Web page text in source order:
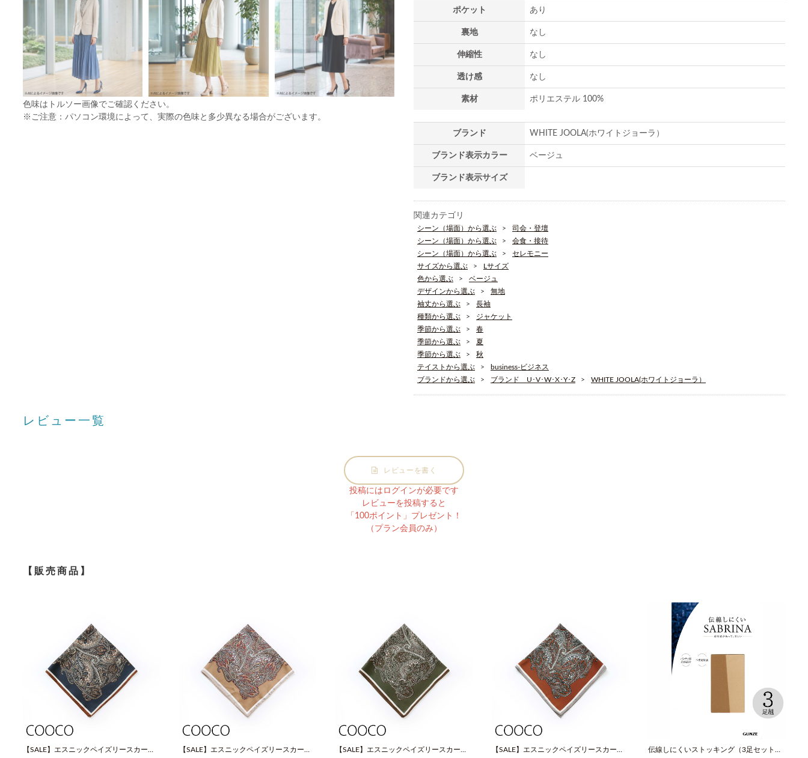
色味はトルソー画像でご確認ください。
※ご注意：パソコン環境によって、実際の色味と多少異なる場合がございます。
ポケット あり
裏地 なし
伸縮性 なし
透け感 なし
素材 ポリエステル 100%
ブランド WHITE JOOLA(ホワイトジョーラ）
ブランド表示カラー ベージュ
ブランド表示サイズ
関連カテゴリ
シーン（場面）から選ぶ
司会・登壇
シーン（場面）から選ぶ
会食・接待
シーン（場面）から選ぶ
セレモニー
サイズから選ぶ
Lサイズ
色から選ぶ
ベージュ
デザインから選ぶ
無地
袖丈から選ぶ
長袖
種類から選ぶ
ジャケット
季節から選ぶ
春
季節から選ぶ
夏
季節から選ぶ
秋
テイストから選ぶ
business-ビジネス
ブランドから選ぶ
ブランド U･V･W･X･Y･Z WHITE JOOLA(ホワイトジョーラ）
レビュー一覧
レビューを書く
投稿にはログインが必要です
レビューを投稿すると
「100ポイント」プレゼント！
（プラン会員のみ）
【販売商品】
【SALE】エスニックペイズリースカーフ
【SALE】エスニックペイズリースカーフ
【SALE】エスニックペイズリースカーフ
【SALE】エスニックペイズリースカーフ
伝線しにくいストッキング（3足セット）